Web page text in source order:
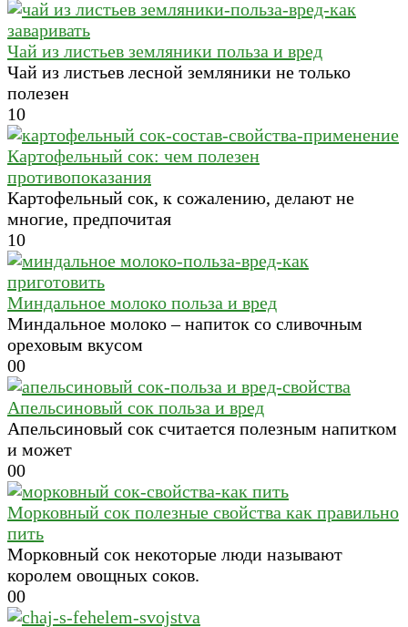
Чай из листьев земляники польза и вред
Чай из листьев лесной земляники не только
полезен
10
Картофельный сок: чем полезен
противопоказания
Картофельный сок, к сожалению, делают не
многие, предпочитая
10
Миндальное молоко польза и вред
Миндальное молоко – напиток со сливочным
ореховым вкусом
00
Апельсиновый сок польза и вред
Апельсиновый сок считается полезным напитком
и может
00
Морковный сок полезные свойства как правильно
пить
Морковный сок некоторые люди называют
королем овощных соков.
00